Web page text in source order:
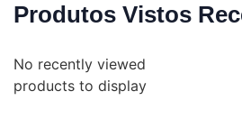
Produtos Vistos
No recently viewed
products to display